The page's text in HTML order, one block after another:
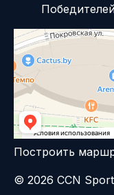
Построить
© 2026 CCN